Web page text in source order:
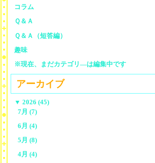
コラム
Ｑ＆Ａ
Ｑ＆Ａ（短答編）
趣味
※現在、まだカテゴリ—は編集中です
アーカイブ
▼ 2026 (45)
7月 (7)
6月 (4)
5月 (8)
4月 (4)